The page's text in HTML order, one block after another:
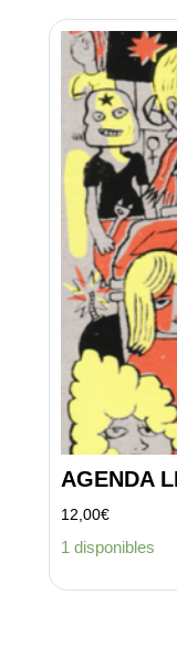
AGENDA
12,00€
1 disponibles